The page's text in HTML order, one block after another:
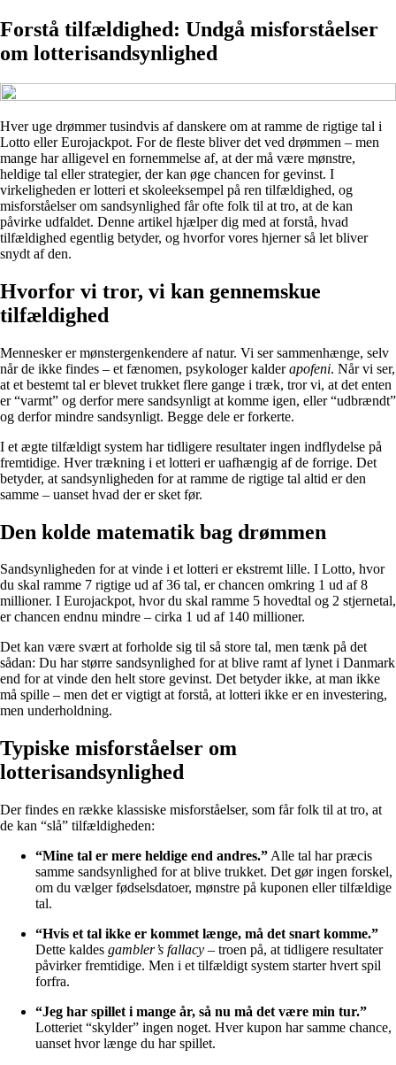
Forstå tilfældighed: Undgå misforståelser
om lotterisandsynlighed
Hver uge drømmer tusindvis af danskere om at ramme de rigtige tal i
Lotto eller Eurojackpot. For de fleste bliver det ved drømmen – men
mange har alligevel en fornemmelse af, at der må være mønstre,
heldige tal eller strategier, der kan øge chancen for gevinst. I
virkeligheden er lotteri et skoleeksempel på ren tilfældighed, og
misforståelser om sandsynlighed får ofte folk til at tro, at de kan
påvirke udfaldet. Denne artikel hjælper dig med at forstå, hvad
tilfældighed egentlig betyder, og hvorfor vores hjerner så let bliver
snydt af den.
Hvorfor vi tror, vi kan gennemskue
tilfældighed
Mennesker er mønstergenkendere af natur. Vi ser sammenhænge, selv
når de ikke findes – et fænomen, psykologer kalderapofeni. Når vi ser,
at et bestemt tal er blevet trukket flere gange i træk, tror vi, at det enten
er “varmt” og derfor mere sandsynligt at komme igen, eller “udbrændt”
og derfor mindre sandsynligt. Begge dele er forkerte.
I et ægte tilfældigt system har tidligere resultater ingen indflydelse på
fremtidige. Hver trækning i et lotteri er uafhængig af de forrige. Det
betyder, at sandsynligheden for at ramme de rigtige tal altid er den
samme – uanset hvad der er sket før.
Den kolde matematik bag drømmen
Sandsynligheden for at vinde i et lotteri er ekstremt lille. I Lotto, hvor
du skal ramme 7 rigtige ud af 36 tal, er chancen omkring 1 ud af 8
millioner. I Eurojackpot, hvor du skal ramme 5 hovedtal og 2 stjernetal,
er chancen endnu mindre – cirka 1 ud af 140 millioner.
Det kan være svært at forholde sig til så store tal, men tænk på det
sådan: Du har større sandsynlighed for at blive ramt af lynet i Danmark
end for at vinde den helt store gevinst. Det betyder ikke, at man ikke
må spille – men det er vigtigt at forstå, at lotteri ikke er en investering,
men underholdning.
Typiske misforståelser om
lotterisandsynlighed
Der findes en række klassiske misforståelser, som får folk til at tro, at
de kan “slå” tilfældigheden:
“Mine tal er mere heldige end andres.” Alle tal har præcis
samme sandsynlighed for at blive trukket. Det gør ingen forskel,
om du vælger fødselsdatoer, mønstre på kuponen eller tilfældige
tal.
“Hvis et tal ikke er kommet længe, må det snart komme.”
Dette kaldes gambler’s fallacy – troen på, at tidligere resultater
påvirker fremtidige. Men i et tilfældigt system starter hvert spil
forfra.
“Jeg har spillet i mange år, så nu må det være min tur.”
Lotteriet “skylder” ingen noget. Hver kupon har samme chance,
uanset hvor længe du har spillet.